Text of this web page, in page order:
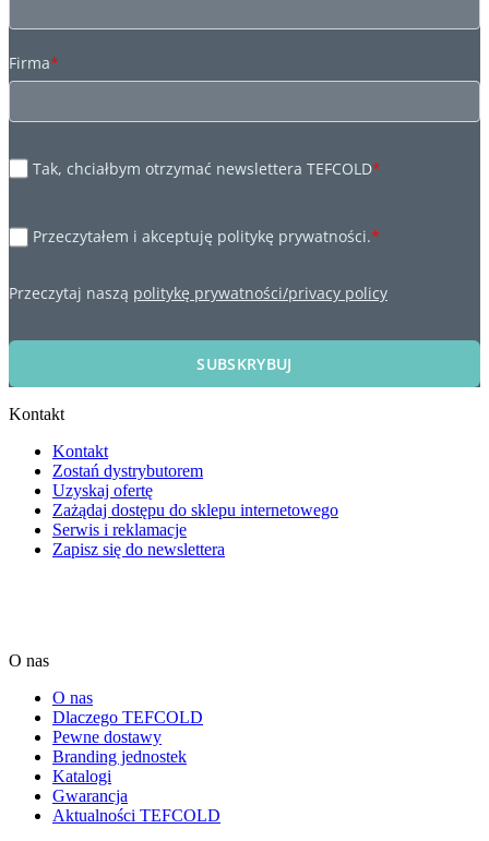
Firma*
Tak, chciałbym otrzymać newslettera TEFCOLD*
Przeczytałem i akceptuję politykę prywatności.*
Przeczytaj naszą politykę prywatności/privacy policy
SUBSKRYBUJ
Kontakt
Kontakt
Zostań dystrybutorem
Uzyskaj ofertę
Zażądaj dostępu do sklepu internetowego
Serwis i reklamacje
Zapisz się do newslettera
O nas
O nas
Dlaczego TEFCOLD
Pewne dostawy
Branding jednostek
Katalogi
Gwarancja
Aktualności TEFCOLD